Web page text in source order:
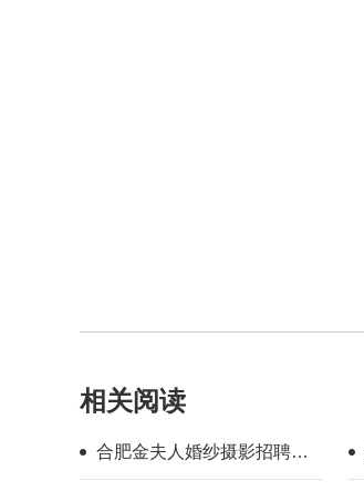
相关阅读
合肥金夫人婚纱摄影招聘化
妆师